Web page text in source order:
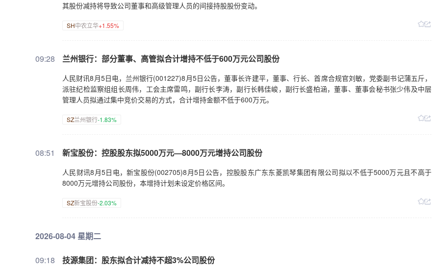
其股份减持将导致公司董事和高级管理人员的间接持股股份变动。
SH中农立华+1.55%
09:28 兰州银行：部分董事、高管拟合计增持不低于600万元公司股份
人民财讯8月5日电，兰州银行(001227)8月5日公告，董事长许建平，董事、行长、首席合规官刘敏，党委副书记蒲五斤，
派驻纪检监察组组长周伟，工会主席雷鸣，副行长李涛，副行长韩佳峻，副行长盛柏涵，董事、董事会秘书张少伟及中层
管理人员拟通过集中竞价交易的方式，合计增持金额不低于600万元。
SZ兰州银行-1.83%
08:51 新宝股份：控股股东拟5000万元—8000万元增持公司股份
人民财讯8月5日电，新宝股份(002705)8月5日公告，控股股东广东东菱凯琴集团有限公司拟以不低于5000万元且不高于
8000万元增持公司股份，本增持计划未设定价格区间。
SZ新宝股份-2.03%
2026-08-04 星期二
09:18 技源集团：股东拟合计减持不超3%公司股份